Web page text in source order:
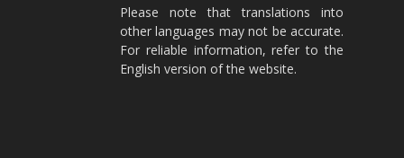
Please note that translations into
other languages may not be accurate.
For reliable information, refer to the
English version of the website.